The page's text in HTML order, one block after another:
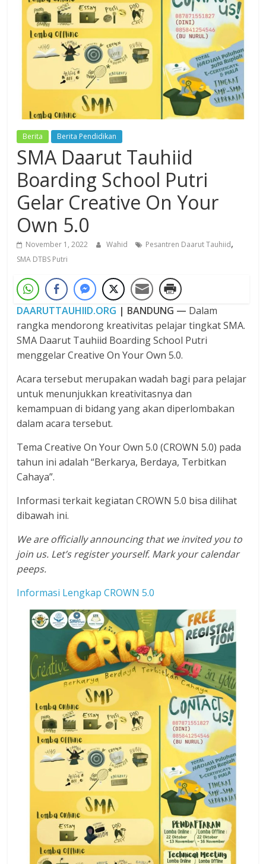
Dzikir,
Fikir,
Ikhtiar
Berita Berita Pendidikan
SMA Daarut Tauhiid
Boarding School Putri
Gelar Creative On Your
Own 5.0
November 1, 2022 Wahid Pesantren Daarut Tauhiid,
SMA DTBS Putri
DAARUTTAUHIID.ORG | BANDUNG — Dalam
rangka mendorong kreativitas pelajar tingkat SMA.
SMA Daarut Tauhiid Boarding School Putri
menggelar Creative On Your Own 5.0.
Acara tersebut merupakan wadah bagi para pelajar
untuk menunjukkan kreativitasnya dan
kemampuan di bidang yang akan diperlombakan
dalam acara tersebut.
Tema Creative On Your Own 5.0 (CROWN 5.0) pada
tahun ini adalah “Berkarya, Berdaya, Terbitkan
Cahaya”.
Informasi terkait kegiatan CROWN 5.0 bisa dilihat
dibawah ini.
We are officially announcing that we invited you to
join us. Let’s register yourself. Mark your calendar
peeps.
Informasi Lengkap CROWN 5.0